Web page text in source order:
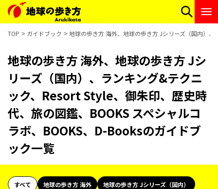
TOP ガイドブック 地球の歩き方 海外、地球の歩き方 Jシリーズ（国内）
地球の歩き方 海外、地球の歩き方 Jシ
リーズ（国内）、ランキング&テクニ
ック、Resort Style、御朱印、歴史時
代、旅の図鑑、BOOKS スペシャルコ
ラボ、BOOKS、D-Booksのガイドブ
ック一覧
すべて 地球の歩き方 海外
地球の歩き方 Jシリーズ（国内）